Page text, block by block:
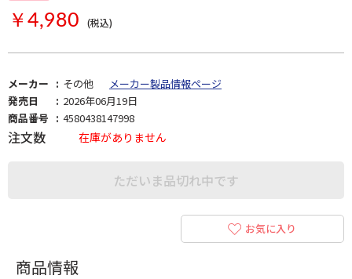
￥4,980 (税込)
メーカー その他
メーカー製品情報ページ
発売日
2026年06月19日
商品番号
4580438147998
注文数 在庫がありません
ただいま品切れ中です
お気に入り
商品情報